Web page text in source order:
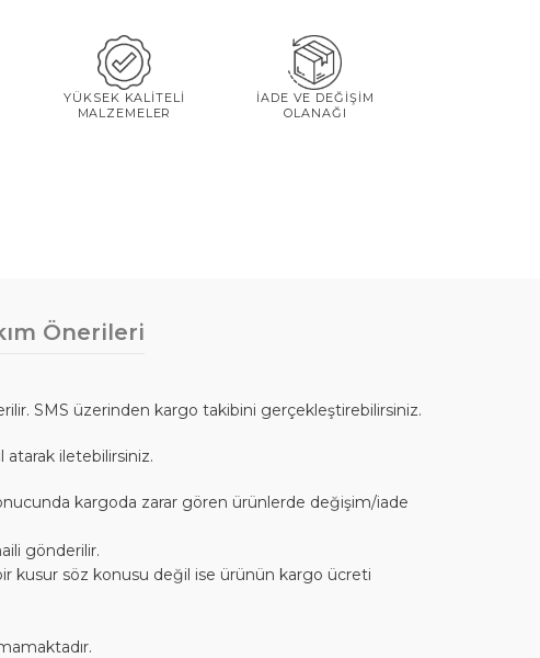
YÜKSEK KALİTELİ
MALZEMELER
İADE VE DEĞİŞİM
OLANAĞI
Önerileri
SMS üzerinden kargo takibini gerçekleştirebilirsiniz.
atarak iletebilirsiniz.
kargoda zarar gören ürünlerde değişim/iade
gönderilir.
kusur söz konusu değil ise ürünün kargo ücreti